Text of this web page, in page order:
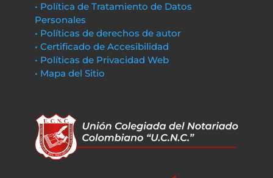
• Política de Tratamiento de Datos
Personales
• Políticas de derechos de autor
• Certificado de Accesibilidad
• Políticas de Privacidad Web
• Mapa del Sitio